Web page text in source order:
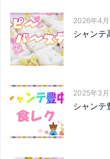
2026年4
シャン
2025年3月
シャンテ